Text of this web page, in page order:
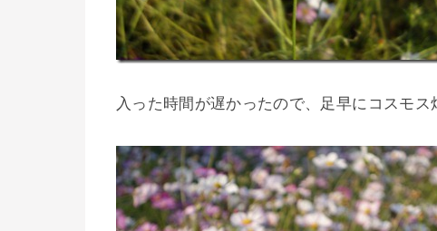
入った時間が遅かったので、足早にコスモス